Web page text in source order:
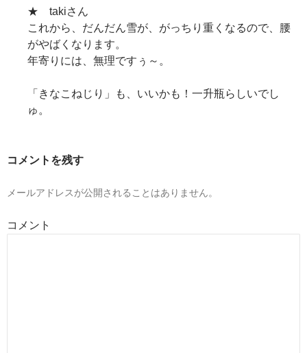
★ takiさん
これから、だんだん雪が、がっちり重くなるので、腰
がやばくなります。
年寄りには、無理ですぅ～。
「きなこねじり」も、いいかも！一升瓶らしいでし
ゅ。
コメントを残す
メールアドレスが公開されることはありません。
コメント